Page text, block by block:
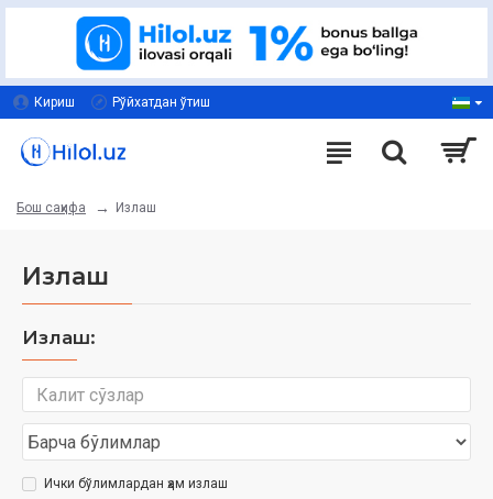
Кириш Рўйхатдан ўтиш
Бош саҳифа Излаш
Излаш
Излаш:
Ички бўлимлардан ҳам излаш